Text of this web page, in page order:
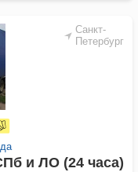
Санкт-
Петербург
и ЛО (24 часа)